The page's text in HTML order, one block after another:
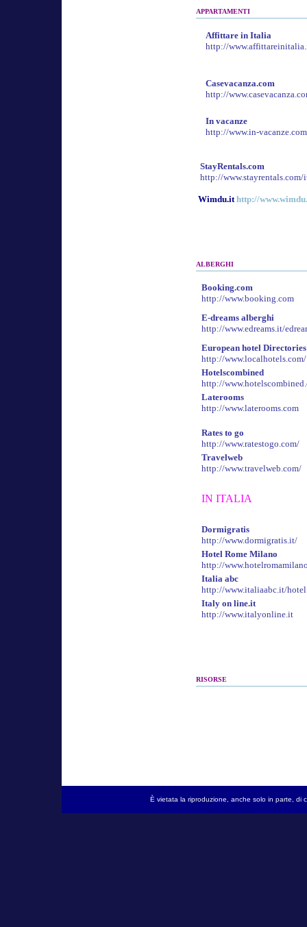
APPARTAMENTI
Affittare in Italia
http://
Casevacanza.com
http://
In vacanze
http://www.in-vacanze.com
StayRentals.com
http://www.stayrentals.com/
Wimdu.it http://
ALBERGHI
Booking.com
http://www.booking.com
E-dreams alberghi
http://www.edreams.it/
European hotel
http://www.localhotels.com/
Hotelscombined
http://
Laterooms
http://www.laterooms.com
Rates to go
http://www.ratestogo.com/
Travelweb
http://www.travelweb.com/
IN ITALIA
Dormigratis
http://www.dormigratis.it/
Hotel Rome Milano
http://
Italia abc
http://www.italiaabc.it/hotel
Italy on line.it
http://www.italyonline.it
RISORSE
È vietata la riproduzione, anche solo in parte,